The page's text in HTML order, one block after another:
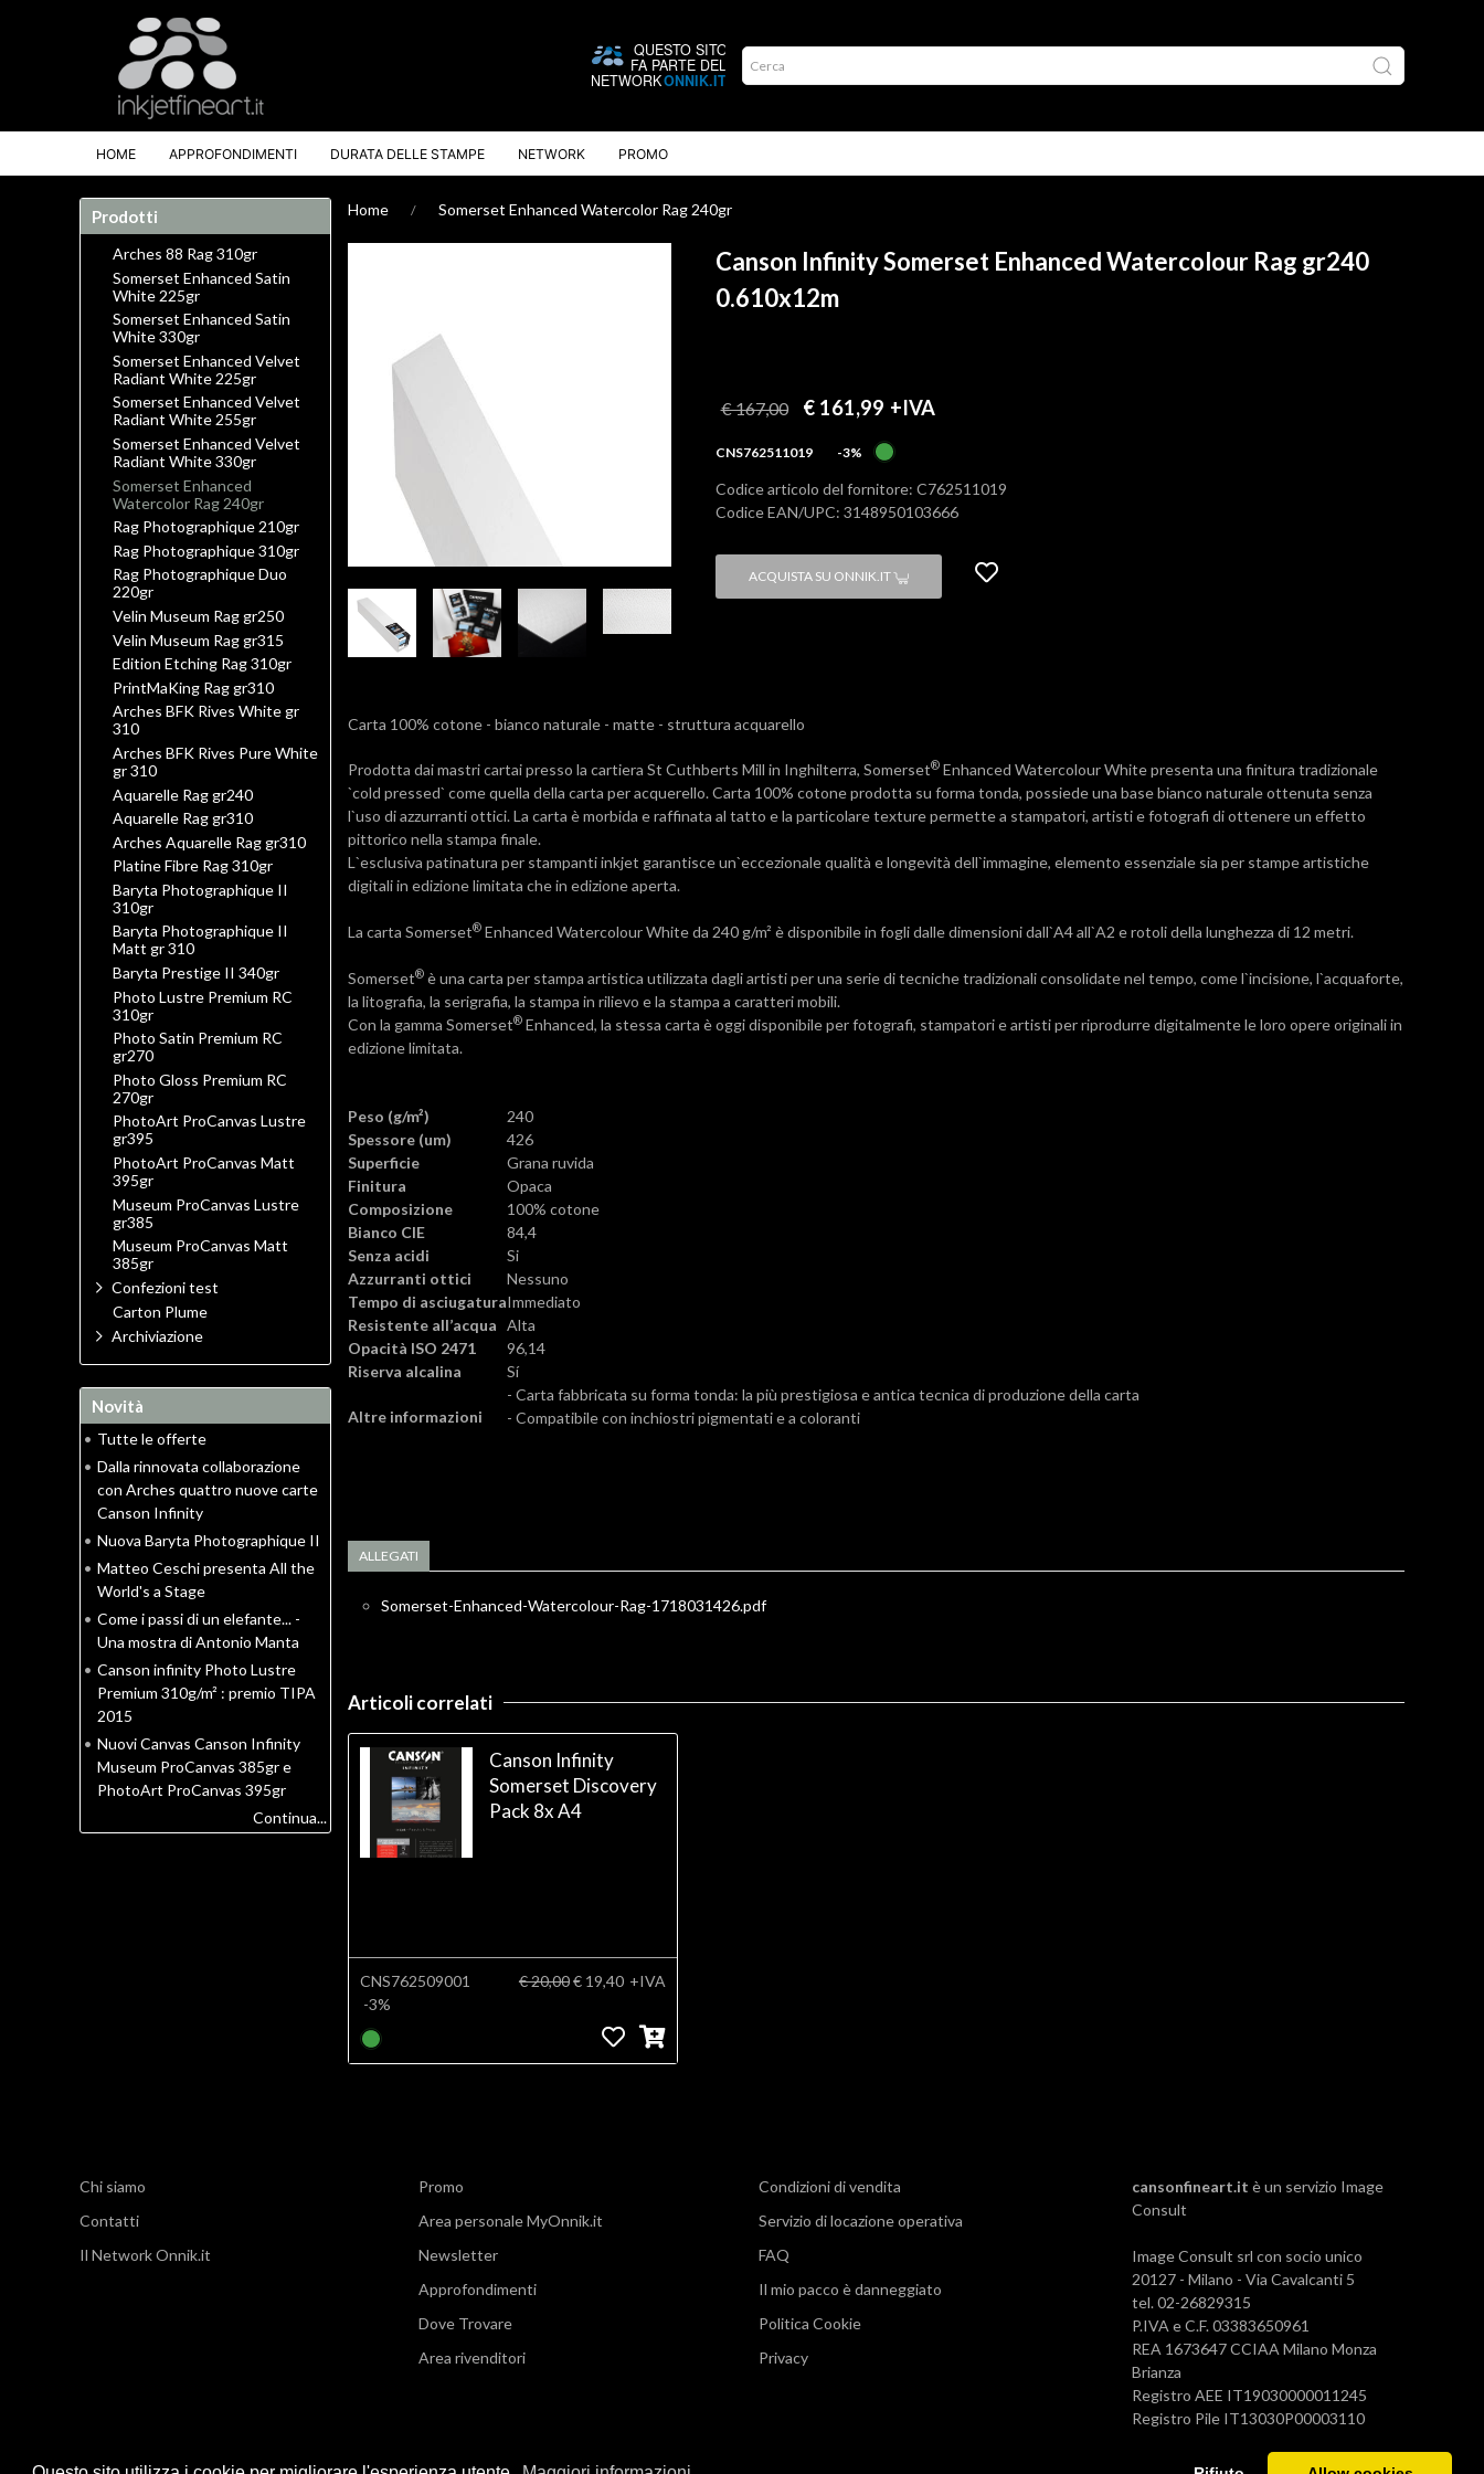
HOME APPROFONDIMENTI DURATA DELLE STAMPE NETWORK PROMO
Home Somerset Enhanced Watercolor Rag 240gr
Canson Infinity Somerset Enhanced Watercolour Rag gr240
0.610x12m
€ 167,00 € 161,99 +IVA
CNS762511019 -3%
Codice articolo del fornitore: C762511019
Codice EAN/UPC: 3148950103666
ACQUISTA SU ONNIK.IT
Carta 100% cotone - bianco naturale - matte - struttura acquarello
Prodotta dai mastri cartai presso la cartiera St Cuthberts Mill in Inghilterra, Somerset® Enhanced Watercolour White presenta una finitura tradizionale
`cold pressed` come quella della carta per acquerello. Carta 100% cotone prodotta su forma tonda, possiede una base bianco naturale ottenuta senza
l`uso di azzurranti ottici. La carta è morbida e raffinata al tatto e la particolare texture permette a stampatori, artisti e fotografi di ottenere un effetto
pittorico nella stampa finale.
L`esclusiva patinatura per stampanti inkjet garantisce un`eccezionale qualità e longevità dell`immagine, elemento essenziale sia per stampe artistiche
digitali in edizione limitata che in edizione aperta.
La carta Somerset® Enhanced Watercolour White da 240 g/m² è disponibile in fogli dalle dimensioni dall`A4 all`A2 e rotoli della lunghezza di 12 metri.
Somerset® è una carta per stampa artistica utilizzata dagli artisti per una serie di tecniche tradizionali consolidate nel tempo, come l`incisione, l`acquaforte,
la litografia, la serigrafia, la stampa in rilievo e la stampa a caratteri mobili.
Con la gamma Somerset® Enhanced, la stessa carta è oggi disponibile per fotografi, stampatori e artisti per riprodurre digitalmente le loro opere originali in
edizione limitata.
Peso (g/m²)
240
Spessore (um)
426
Superficie
Grana ruvida
Finitura
Opaca
Composizione
100% cotone
Bianco CIE
84,4
Senza acidi
Si
Azzurranti ottici
Nessuno
Tempo di asciugaturaImmediato
Resistente all’acqua Alta
Opacità ISO 2471
96,14
Riserva alcalina
Sí
Altre informazioni
- Carta fabbricata su forma tonda: la più prestigiosa e antica tecnica di produzione della carta
- Compatibile con inchiostri pigmentati e a coloranti
ALLEGATI
Somerset-Enhanced-Watercolour-Rag-1718031426.pdf
Articoli correlati
Canson Infinity
Somerset Discovery
Pack 8x A4
CNS762509001
-3%
€ 20,00€ 19,40 +IVA
Prodotti
Arches 88 Rag 310gr
Somerset Enhanced Satin
White 225gr
Somerset Enhanced Satin
White 330gr
Somerset Enhanced Velvet
Radiant White 225gr
Somerset Enhanced Velvet
Radiant White 255gr
Somerset Enhanced Velvet
Radiant White 330gr
Somerset Enhanced
Watercolor Rag 240gr
Rag Photographique 210gr
Rag Photographique 310gr
Rag Photographique Duo
220gr
Velin Museum Rag gr250
Velin Museum Rag gr315
Edition Etching Rag 310gr
PrintMaKing Rag gr310
Arches BFK Rives White gr
310
Arches BFK Rives Pure White
gr 310
Aquarelle Rag gr240
Aquarelle Rag gr310
Arches Aquarelle Rag gr310
Platine Fibre Rag 310gr
Baryta Photographique II
310gr
Baryta Photographique II
Matt gr 310
Baryta Prestige II 340gr
Photo Lustre Premium RC
310gr
Photo Satin Premium RC
gr270
Photo Gloss Premium RC
270gr
PhotoArt ProCanvas Lustre
gr395
PhotoArt ProCanvas Matt
395gr
Museum ProCanvas Lustre
gr385
Museum ProCanvas Matt
385gr
Confezioni test
Carton Plume
Archiviazione
Novità
• Tutte le offerte
• Dalla rinnovata collaborazione
con Arches quattro nuove carte
Canson Infinity
• Nuova Baryta Photographique II
• Matteo Ceschi presenta All the
World's a Stage
• Come i passi di un elefante... -
Una mostra di Antonio Manta
• Canson infinity Photo Lustre
Premium 310g/m² : premio TIPA
2015
• Nuovi Canvas Canson Infinity
Museum ProCanvas 385gr e
PhotoArt ProCanvas 395gr
Continua...
Chi siamo
Contatti
Il Network Onnik.it
Promo
Area personale MyOnnik.it
Newsletter
Approfondimenti
Dove Trovare
Area rivenditori
Condizioni di vendita
Servizio di locazione operativa
FAQ
Il mio pacco è danneggiato
Politica Cookie
Privacy
cansonfineart.it è un servizio Image
Consult
Image Consult srl con socio unico
20127 - Milano - Via Cavalcanti 5
tel. 02-26829315
P.IVA e C.F. 03383650961
REA 1673647 CCIAA Milano Monza
Brianza
Registro AEE IT19030000011245
Registro Pile IT13030P00003110